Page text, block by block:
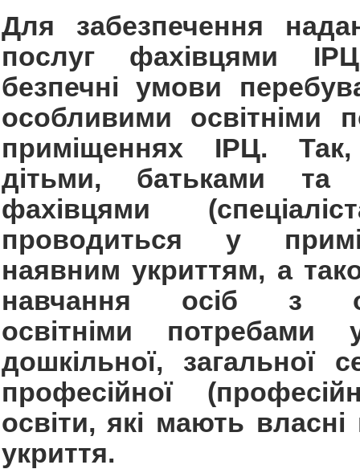
Для забезпечення
послуг фахівцями
безпечні умови
особливими освітніми
приміщеннях ІРЦ.
дітьми, батьками та
фахівцями
проводиться у
наявним укриттям, а
навчання осіб з
освітніми потребами
дошкільної, загальної
професійної
освіти, які мають власні
укриття.